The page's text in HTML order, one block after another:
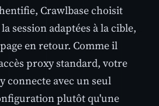
Crawlbase choisit
session adaptées à la cible,
en retour. Comme il
proxy standard, votre
connecte avec un seul
plutôt qu'une